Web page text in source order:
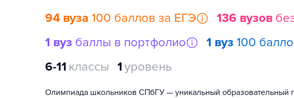
94 вуза 100 баллов за ЕГЭ 136 вузов
1 вуз баллы в портфолио 1 вуз 100
6-11 классы 1уровень
Олимпиада школьников СПбГУ — уникальный образовательный